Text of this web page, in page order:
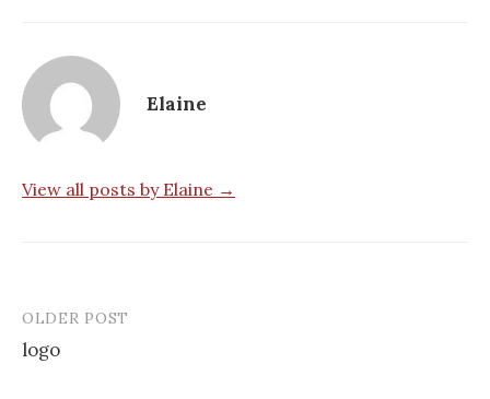
Elaine
View all posts by Elaine →
Post
navigation
OLDER POST
logo